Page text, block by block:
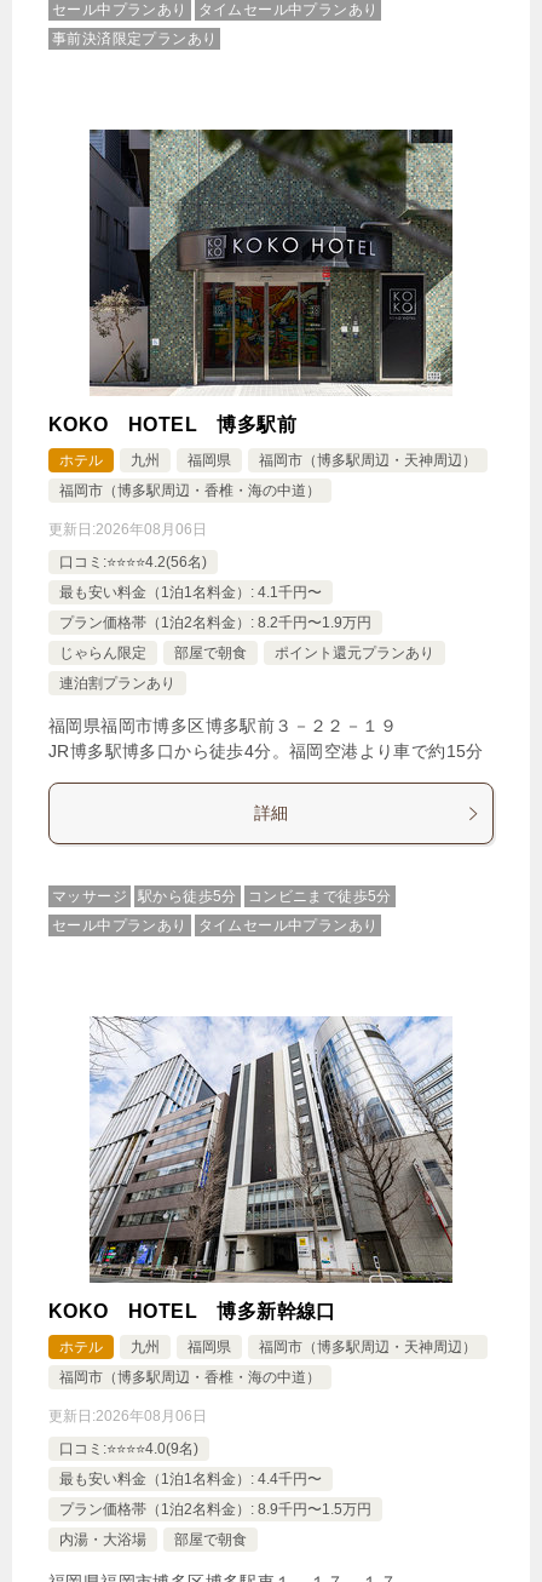
セール中プランあり
タイムセール中プランあり
事前決済限定プランあり
KOKO HOTEL 博多駅前
ホテル 九州 福岡県
福岡市（博多駅周辺・天神周辺）
福岡市（博多駅周辺・香椎・海の中道）
更新日:2026年08月06日
口コミ:⭐️⭐️⭐️⭐️4.2(56名)
最も安い料金（1泊1名料金）: 4.1千円〜
プラン価格帯（1泊2名料金）: 8.2千円〜1.9万円
じゃらん限定
部屋で朝食
ポイント還元プランあり
連泊割プランあり
福岡県福岡市博多区博多駅前３－２２－１９
JR博多駅博多口から徒歩4分。福岡空港より車で約15分
詳細
マッサージ 駅から徒歩5分
コンビニまで徒歩5分
セール中プランあり
タイムセール中プランあり
KOKO HOTEL 博多新幹線口
ホテル 九州 福岡県
福岡市（博多駅周辺・天神周辺）
福岡市（博多駅周辺・香椎・海の中道）
更新日:2026年08月06日
口コミ:⭐️⭐️⭐️⭐️4.0(9名)
最も安い料金（1泊1名料金）: 4.4千円〜
プラン価格帯（1泊2名料金）: 8.9千円〜1.5万円
内湯・大浴場
部屋で朝食